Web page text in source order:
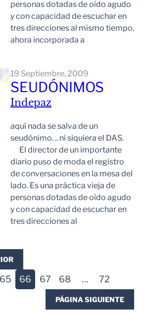
personas dotadas de oído agudo
y con capacidad de escuchar en
tres direcciones al mismo tiempo,
ahora incorporada a
19 Septiembre, 2009
SEUDÓNIMOS
Indepaz
aquí nada se salva de un
seudónimo. .. ni siquiera el DAS.
El director de un importante
diario puso de moda el registro
de conversaciones en la mesa del
lado. Es una práctica vieja de
personas dotadas de oído agudo
y con capacidad de escuchar en
tres direcciones al
65 66 67 68 … 72
PÁGINA SIGUIENTE